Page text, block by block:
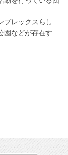
プレックスらし
園などが存在す